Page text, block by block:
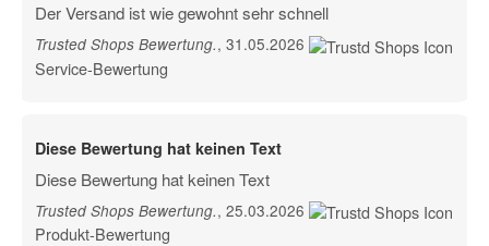
Der Versand ist wie gewohnt sehr schnell
Trusted Shops Bewertung., 31.05.2026
Service-Bewertung
Diese Bewertung hat keinen Text
Diese Bewertung hat keinen Text
Trusted Shops Bewertung., 25.03.2026
Produkt-Bewertung